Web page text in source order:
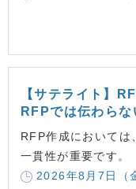
【サテライト】
RFPでは伝わらな
RFP作成においては
一貫性が重要です。
2026年8月7日（